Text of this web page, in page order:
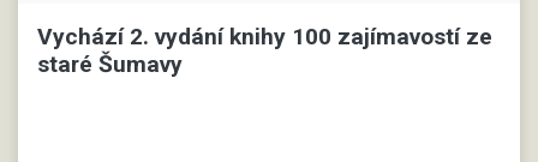
Vychází 2. vydání knihy 100 zajímavostí ze
staré Šumavy